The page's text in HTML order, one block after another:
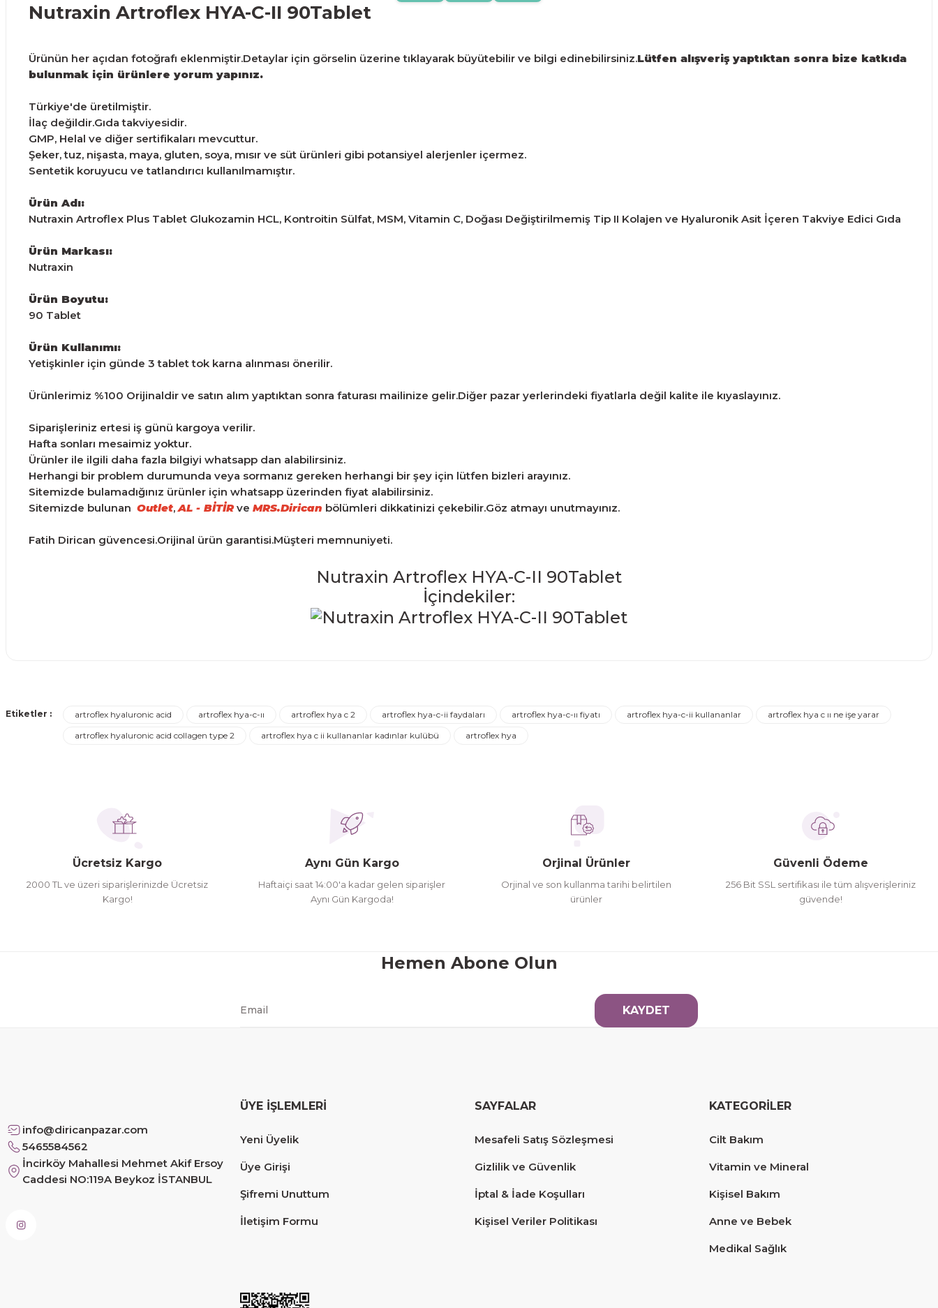
Nutraxin Artroflex HYA-C-II 90Tablet
Ürünün her açıdan fotoğrafı eklenmiştir.Detaylar için görselin üzerine tıklayarak büyütebilir ve bilgi edinebilirsiniz.Lütfen alışveriş yaptıktan sonra bize katkıda
bulunmak için ürünlere yorum yapınız.
Türkiye'de üretilmiştir.
İlaç değildir.Gıda takviyesidir.
GMP, Helal ve diğer sertifikaları mevcuttur.
Şeker, tuz, nişasta, maya, gluten, soya, mısır ve süt ürünleri gibi potansiyel alerjenler içermez.
Sentetik koruyucu ve tatlandırıcı kullanılmamıştır.
Ürün Adı:
Nutraxin Artroflex Plus Tablet Glukozamin HCL, Kontroitin Sülfat, MSM, Vitamin C, Doğası Değiştirilmemiş Tip II Kolajen ve Hyaluronik Asit İçeren Takviye Edici Gıda
Ürün Markası:
Nutraxin
Ürün Boyutu:
90 Tablet
Ürün Kullanımı:
Yetişkinler için günde 3 tablet tok karna alınması önerilir.
Ürünlerimiz %100 Orijinaldir ve satın alım yaptıktan sonra faturası mailinize gelir.Diğer pazar yerlerindeki fiyatlarla değil kalite ile kıyaslayınız.
Siparişleriniz ertesi iş günü kargoya verilir.
Hafta sonları mesaimiz yoktur.
Ürünler ile ilgili daha fazla bilgiyi whatsapp dan alabilirsiniz.
Herhangi bir problem durumunda veya sormanız gereken herhangi bir şey için lütfen bizleri arayınız.
Sitemizde bulamadığınız ürünler için whatsapp üzerinden fiyat alabilirsiniz.
Sitemizde bulunan Outlet,AL - BİTİRve MRS.Dirican bölümleri dikkatinizi çekebilir.Göz atmayı unutmayınız.
Fatih Dirican güvencesi.Orijinal ürün garantisi.Müşteri memnuniyeti.
Nutraxin Artroflex HYA-C-II 90Tablet
İçindekiler:
Yorum Yaz
Soru Sor
Ürün resmi kalitesiz, bozuk veya görüntülenemiyor.
Bu ürüne benzer farklı alternatifler olmalı.
Hamit Çakıcı | 15/04/2026
Hamit Çakıcı | 15/04/2026
Siteye üyelik gayet kolay, güvenli ödeme, hızlı gönderim.
Fahrettin Vural | 11/11/2025
sorunsuz elime ulaştı teşekkürler
Etiketler : artroflex hyaluronic acid artroflex hya-c-ıı artroflex hya c 2 artroflex hya-c-ii faydaları artroflex hya-c-ıı fiyatı artroflex hya-c-ii kullananlar
artroflex hya c ıı ne işe yarar
artroflex hyaluronic acid collagen type 2
artroflex hya c ii kullananlar kadınlar kulübü artroflex hya
Ücretsiz Kargo
2000 TL ve üzeri siparişlerinizde Ücretsiz
Kargo!
Aynı Gün Kargo
Haftaiçi saat 14:00'a kadar gelen siparişler
Aynı Gün Kargoda!
Orjinal Ürünler
Orjinal ve son kullanma tarihi belirtilen
ürünler
Güvenli Ödeme
256 Bit SSL sertifikası ile tüm alışverişleriniz
güvende!
Hemen Abone Olun
KAYDET
info@diricanpazar.com
5465584562
İncirköy Mahallesi Mehmet Akif Ersoy
Caddesi NO:119A Beykoz İSTANBUL
ÜYE İŞLEMLERİ
Yeni Üyelik
Üye Girişi
Şifremi Unuttum
İletişim Formu
SAYFALAR
Mesafeli Satış Sözleşmesi
Gizlilik ve Güvenlik
İptal & İade Koşulları
Kişisel Veriler Politikası
KATEGORİLER
Cilt Bakım
Vitamin ve Mineral
Kişisel Bakım
Anne ve Bebek
Medikal Sağlık